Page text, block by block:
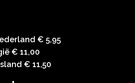
€ 5,95
€ 11,00
€ 11,50